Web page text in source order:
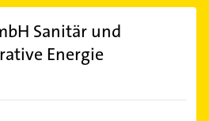
Sanitär und
Energie